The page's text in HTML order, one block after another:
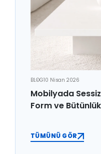
BLOG10 Nisan 2026
Mobilyada
Form ve
TÜMÜNÜ GÖR